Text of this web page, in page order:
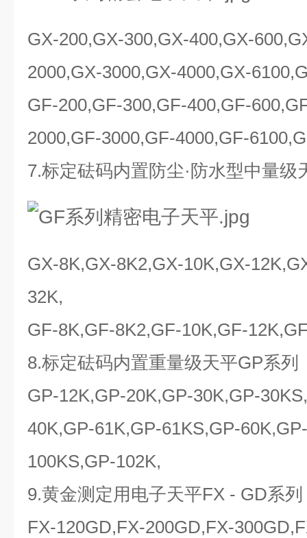
GX-200,GX-300,GX-400,GX-
2000,GX-3000,GX-4000,GX-
GF-200,GF-300,GF-400,GF-
2000,GF-3000,GF-4000,GF-
7.标定砝码内置防尘·防水型中量级
GX-8K,GX-8K2,GX-10K,GX-
32K,
GF-8K,GF-8K2,GF-10K,GF-
8.标定砝码内置重量级天平GP系列
GP-12K,GP-20K,GP-30K,GP-
40K,GP-61K,GP-61KS,GP-
100KS,GP-102K,
9.黄金测定用电子天平FX - GD系列
FX-120GD,FX-200GD,FX-